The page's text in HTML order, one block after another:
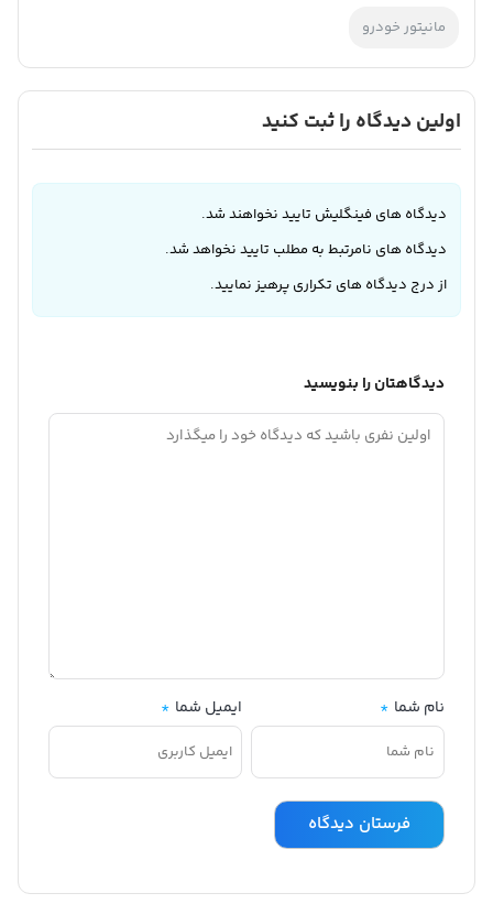
مانیتور خودرو
اولین دیدگاه را ثبت کنید
دیدگاه های فینگلیش تایید نخواهند شد.
دیدگاه های نامرتبط به مطلب تایید نخواهد شد.
از درج دیدگاه های تکراری پرهیز نمایید.
دیدگاهتان را بنویسید
نام شما * ایمیل شما *